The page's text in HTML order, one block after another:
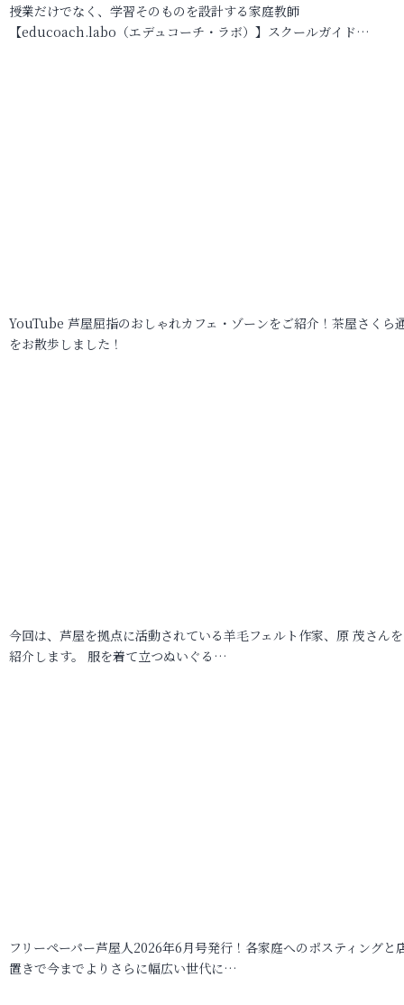
授業だけでなく、学習そのものを設計する家庭教師
【educoach.labo（エデュコーチ・ラボ）】スクールガイド…
YouTube 芦屋屈指のおしゃれカフェ・ゾーンをご紹介！茶屋さくら
をお散歩しました！
今回は、芦屋を拠点に活動されている羊毛フェルト作家、原 茂さん
紹介します。 服を着て立つぬいぐる…
フリーペーパー芦屋人2026年6月号発行！各家庭へのポスティングと
置きで今までよりさらに幅広い世代に…